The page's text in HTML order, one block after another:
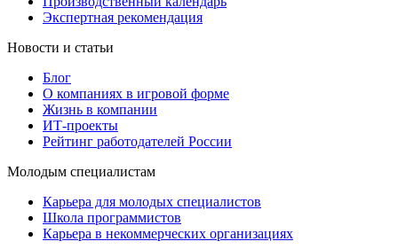
Экспертная рекомендация
Новости и статьи
Блог
О компаниях в игровой форме
Жизнь в компании
ИТ-проекты
Рейтинг работодателей России
Молодым специалистам
Карьера для молодых специалистов
Школа программистов
Карьера в некоммерческих организациях